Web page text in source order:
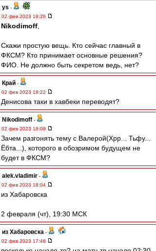
ys -
02 фев 2023 18:26
Nikodimoff
Скажи простую вещь. Кто сейчас главный в
ФКСМ? Кто принимает основные решения?
ФИО. Не должно быть секретом ведь, нет?
Край -
02 фев 2023 18:22
Денисова таки в хавбеки переводят?
Nikodimoff -
02 фев 2023 18:09
Зачем разгонять тему с Валерой(Хрр... Тьфу...
Ёбта...), которого в обозримом будущем не
будет в ФКСМ?
alek.vladimir -
02 фев 2023 18:04
из Хабаровска
2 февраля (чт), 19:30 МСК
из Хабаровска -
02 фев 2023 17:46